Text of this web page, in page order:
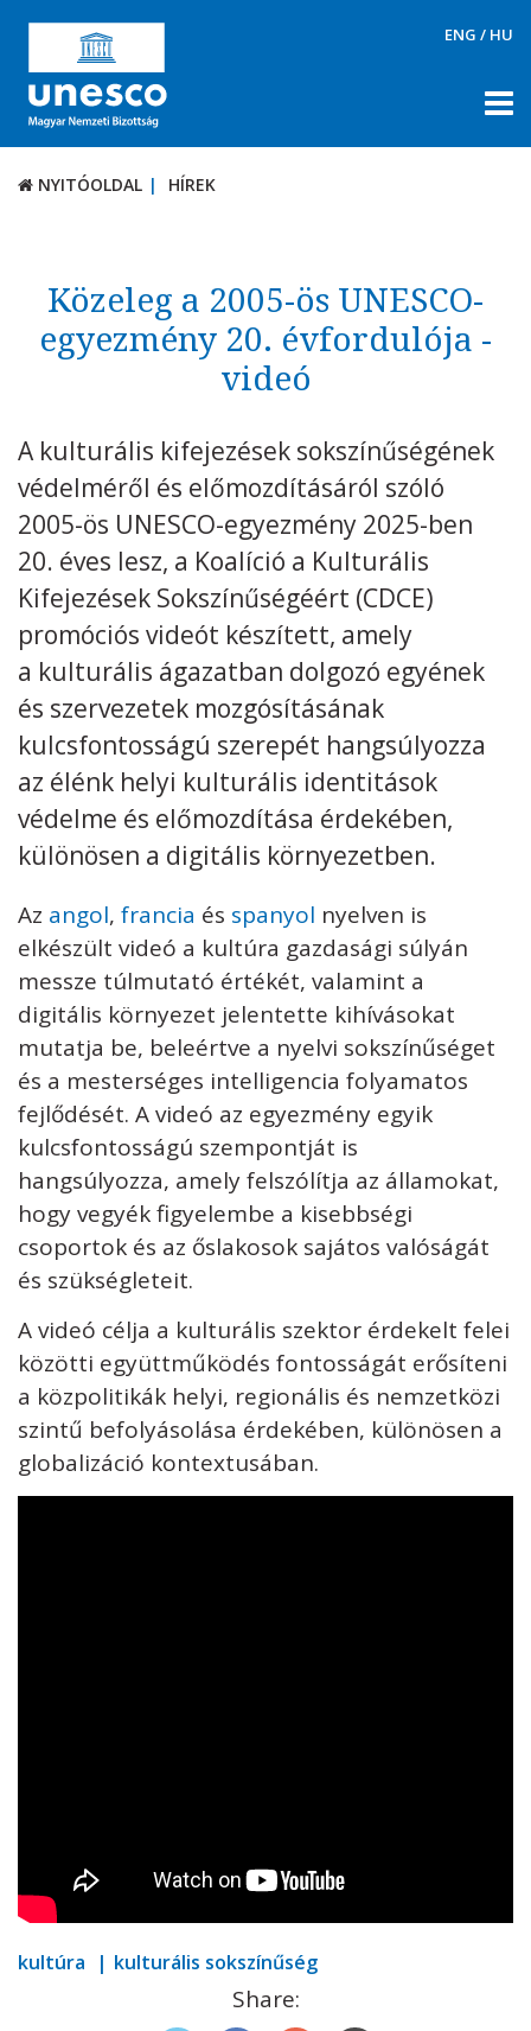
ENG / HU
NYITÓOLDAL HÍREK
TÉMÁK
DOKUMENTUMTÁR
PÁLYÁZATOK / DÍJAK
Kövess minket unescohungary
Adatkezelési tájékoztató Impresszum
Technikai információk
NYITÓOLDAL HÍREK
Közeleg a 2005-ös UNESCO-
egyezmény 20. évfordulója -
videó
A kulturális kifejezések sokszínűségének
védelméről és előmozdításáról szóló
2005-ös UNESCO-egyezmény 2025-ben
20. éves lesz, a Koalíció a Kulturális
Kifejezések Sokszínűségéért (CDCE)
promóciós videót készített, amely
a kulturális ágazatban dolgozó egyének
és szervezetek mozgósításának
kulcsfontosságú szerepét hangsúlyozza
az élénk helyi kulturális identitások
védelme és előmozdítása érdekében,
különösen a digitális környezetben.
Az angol, francia és spanyol nyelven is
elkészült videó a kultúra gazdasági súlyán
messze túlmutató értékét, valamint a
digitális környezet jelentette kihívásokat
mutatja be, beleértve a nyelvi sokszínűséget
és a mesterséges intelligencia folyamatos
fejlődését. A videó az egyezmény egyik
kulcsfontosságú szempontját is
hangsúlyozza, amely felszólítja az államokat,
hogy vegyék figyelembe a kisebbségi
csoportok és az őslakosok sajátos valóságát
és szükségleteit.
A videó célja a kulturális szektor érdekelt felei
közötti együttműködés fontosságát erősíteni
a közpolitikák helyi, regionális és nemzetközi
szintű befolyásolása érdekében, különösen a
globalizáció kontextusában.
kultúra kulturális sokszínűség
Share: